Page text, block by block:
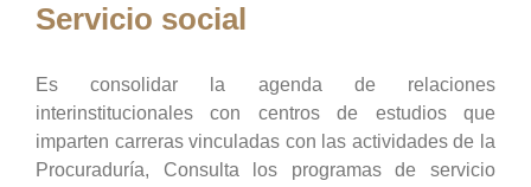
Servicio social
Es consolidar la agenda de relaciones
interinstitucionales con centros de estudios que
imparten carreras vinculadas con las actividades de la
Procuraduría, Consulta los programas de servicio